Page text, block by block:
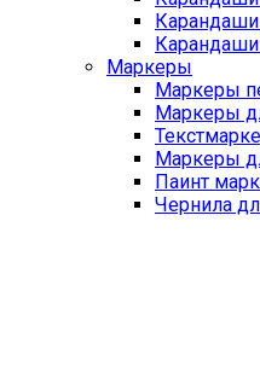
Маркеры
Маркеры
Маркеры
Маркеры
Паинт
Чернила